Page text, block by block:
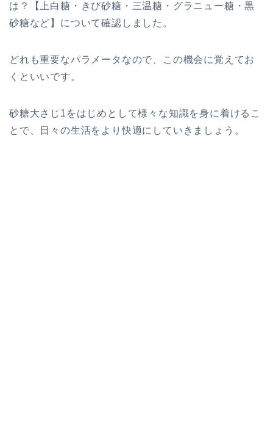
は？【上白糖・きび砂糖・三温糖・グラニュー糖・黒
砂糖など】について確認しました。
どれも重要なパラメータなので、この機会に覚えてお
くといいです。
砂糖大さじ1をはじめとして様々な知識を身に着けるこ
とで、日々の生活をより快適にしていきましょう。